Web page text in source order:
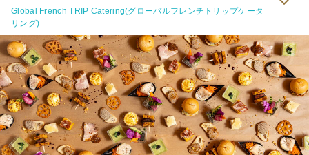
Global French TRIP Catering(グローバルフレンチトリップケータ
リング)